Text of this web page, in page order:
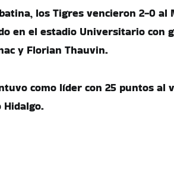
los Tigres vencieron 2-0 al
en el estadio Universitario con
y Florian Thauvin.
como líder con 25 puntos al